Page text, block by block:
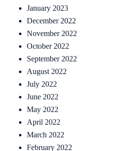
January 2023
December 2022
November 2022
October 2022
September 2022
August 2022
July 2022
June 2022
May 2022
April 2022
March 2022
February 2022